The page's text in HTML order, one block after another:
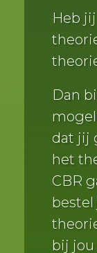
Heb
Dan
dat jij
het
CBR
bestel
bij jou